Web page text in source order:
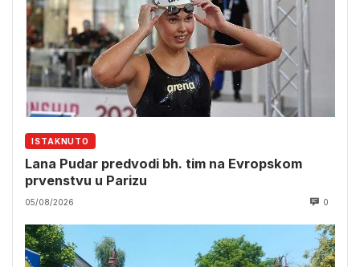
ISTAKNUTO
Lana Pudar predvodi bh. tim na Evropskom
prvenstvu u Parizu
05/08/2026 0